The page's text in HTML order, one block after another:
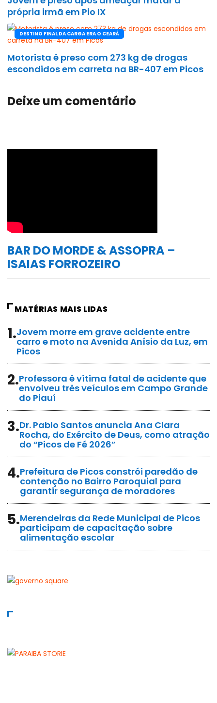
própria irmã em Pio IX
DESTINO FINAL DA CARGA ERA O CEARÁ
Motorista é preso com 273 kg de drogas
escondidos em carreta na BR-407 em Picos
Deixe um comentário
BAR DO MORDE & ASSOPRA –
ISAIAS FORROZEIRO
MATÉRIAS MAIS LIDAS
1.Jovem morre em grave acidente entre
carro e moto na Avenida Anísio da Luz, em
Picos
2.Professora é vítima fatal de acidente que
envolveu três veículos em Campo Grande
do Piauí
3.Dr. Pablo Santos anuncia Ana Clara
Rocha, do Exército de Deus, como atração
do “Picos de Fé 2026”
4.Prefeitura de Picos constrói paredão de
contenção no Bairro Paroquial para
garantir segurança de moradores
5.Merendeiras da Rede Municipal de Picos
participam de capacitação sobre
alimentação escolar